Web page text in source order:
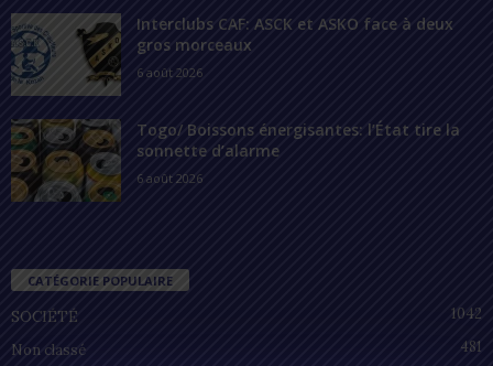
Interclubs CAF: ASCK et ASKO face à deux
gros morceaux
6 août 2026
Togo/ Boissons énergisantes: l’État tire la
sonnette d’alarme
6 août 2026
CATÉGORIE POPULAIRE
SOCIÉTÉ
1042
Non classé
481